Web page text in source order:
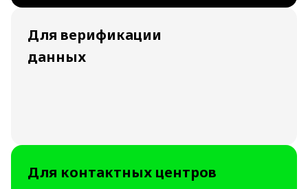
Для верификации
данных
Для контактных центров